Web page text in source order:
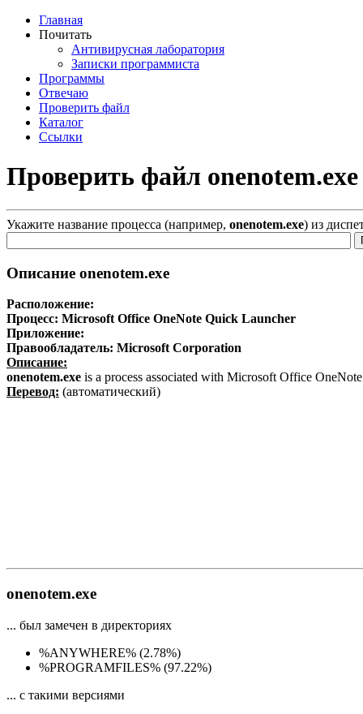
Главная
Почитать
Антивирусная лаборатория
Записки программиста
Программы
Отвечаю
Проверить файл
Каталог
Ссылки
Проверить файл onenotem.exe
Укажите название процесса (например, onenotem.exe) из
Описание onenotem.exe
Расположение:
Процесс: Microsoft Office OneNote Quick Launcher
Приложение:
Правообладатель: Microsoft Corporation
Описание:
onenotem.exe is a process associated with Microsoft Office
Перевод: (автоматический)
onenotem.exe
... был замечен в директориях
%ANYWHERE% (2.78%)
%PROGRAMFILES% (97.22%)
... с такими версиями